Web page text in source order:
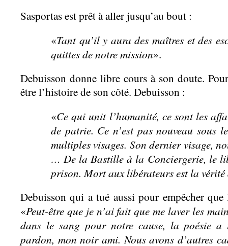
Sasportas est prêt à aller jusqu’au bout :
«Tant qu’il y aura des maîtres et des
quittes de notre mission».
Debuisson donne libre cours à son doute.
être l’histoire de son côté. Debuisson :
«Ce qui unit l’humanité, ce sont les
de patrie. Ce n’est pas nouveau sous
multiples visages. Son dernier visage,
… De la Bastille à la Conciergerie, le
prison. Mort aux libérateurs est la
Debuisson qui a tué aussi pour empêcher
«Peut-être que je n’ai fait que me laver les
dans le sang pour notre cause, la poésie
pardon, mon noir ami. Nous avons d’autres